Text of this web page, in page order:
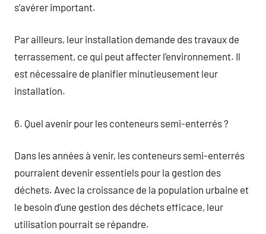
s’avérer important.
Par ailleurs, leur installation demande des travaux de
terrassement, ce qui peut affecter l’environnement. Il
est nécessaire de planifier minutieusement leur
installation.
6. Quel avenir pour les conteneurs semi-enterrés ?
Dans les années à venir, les conteneurs semi-enterrés
pourraient devenir essentiels pour la gestion des
déchets. Avec la croissance de la population urbaine et
le besoin d’une gestion des déchets efficace, leur
utilisation pourrait se répandre.